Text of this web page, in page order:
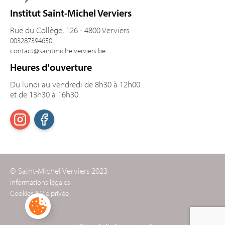
Institut Saint-Michel Verviers
Rue du Collège, 126 - 4800 Verviers
003287394650
contact@saintmichelverviers.be
Heures d'ouverture
Du lundi au vendredi de 8h30 à 12h00
et de 13h30 à 16h30
© Saint-Michel Verviers 2023
Informations légales
Cookies & Vie privée